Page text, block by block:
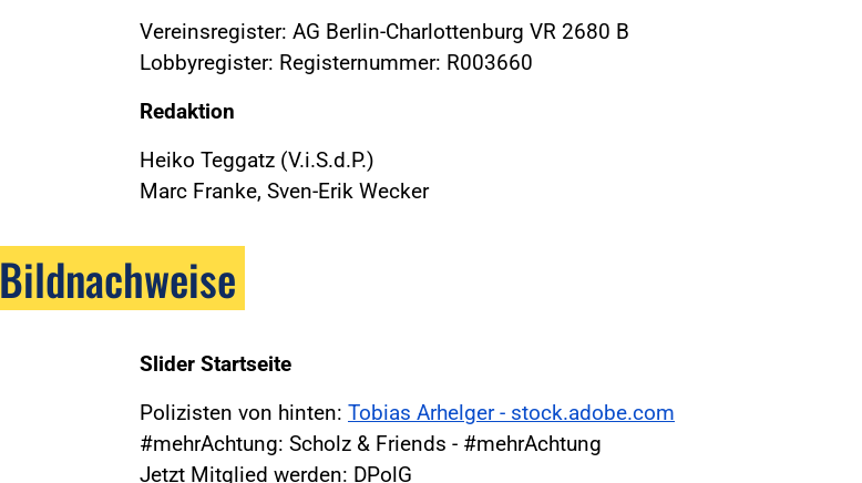
Vereinsregister: AG Berlin-Charlottenburg VR 2680 B
Lobbyregister: Registernummer: R003660
Redaktion
Heiko Teggatz (V.i.S.d.P.)
Marc Franke, Sven-Erik Wecker
Bildnachweise
Slider Startseite
Polizisten von hinten: Tobias Arhelger - stock.adobe.com
#mehrAchtung: Scholz & Friends - #mehrAchtung
Jetzt Mitglied werden: DPolG